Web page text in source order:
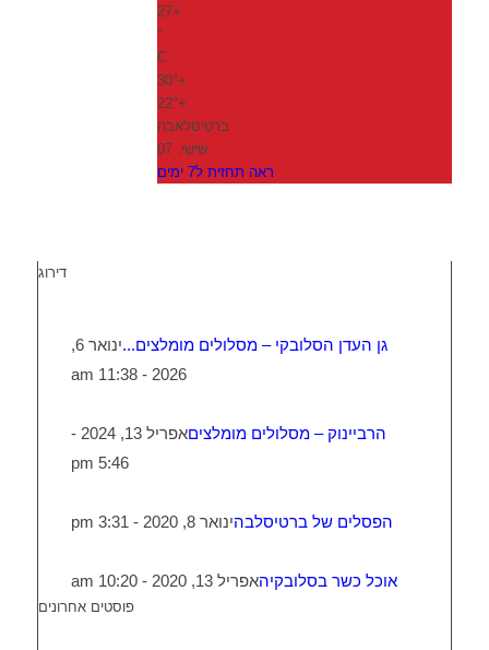
+
27
°
C
+
30°
+
22°
ברטיסלאבה
שישי, 07
ראה תחזית ל7 ימים
דירוג
גן העדן הסלובקי – מסלולים מומלצים...
ינואר 6,
2026 - 11:38 am
הרביינוק – מסלולים מומלצים
אפריל 13, 2024 -
5:46 pm
הפסלים של ברטיסלבהינואר 8, 2020 - 3:31 pm
אוכל כשר בסלובקיהאפריל 13, 2020 - 10:20 am
פוסטים אחרונים